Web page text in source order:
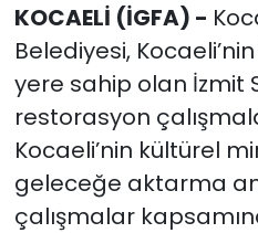
KOCAELİ (İGFA) -
Belediyesi,
yere sahip olan İzmit
restorasyon
Kocaeli’nin kültürel
geleceğe aktarma
çalışmalar